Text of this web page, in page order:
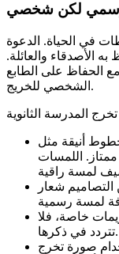
رسمي لكن شخصي
في الحياة. الدعوة
الأصدقاء والعائلة.
الحفاظ على الطابع
الشخصي للخريج.
أنيقة مثل
اللمسات
شعار
خاصة، فلا
تتردد في ذكرها.
صورة تخرج